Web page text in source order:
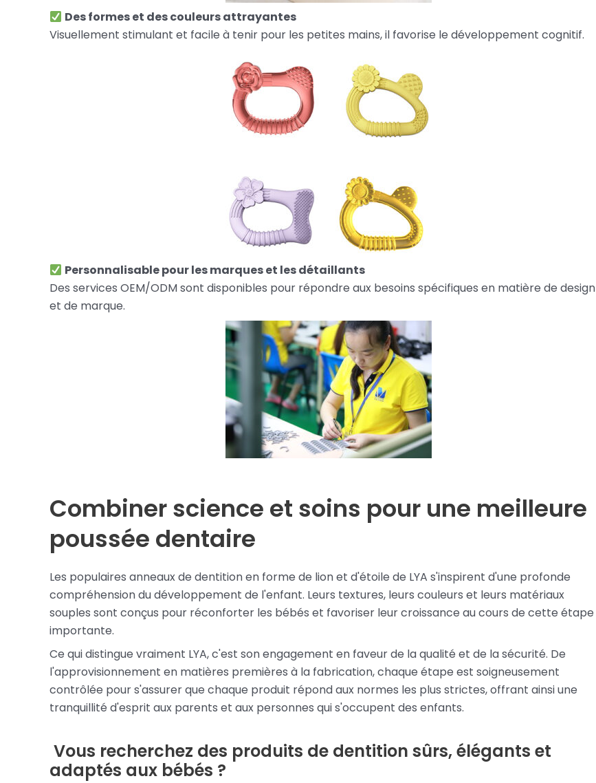
Des formes et des couleurs attrayantes
Visuellement stimulant et facile à tenir pour les petites mains, il favorise le développement cognitif.
Personnalisable pour les marques et les détaillants
Des services OEM/ODM sont disponibles pour répondre aux besoins spécifiques en matière de design
et de marque.
Combiner science et soins pour une meilleure
poussée dentaire
Les populaires anneaux de dentition en forme de lion et d'étoile de LYA s'inspirent d'une profonde
compréhension du développement de l'enfant. Leurs textures, leurs couleurs et leurs matériaux
souples sont conçus pour réconforter les bébés et favoriser leur croissance au cours de cette étape
importante.
Ce qui distingue vraiment LYA, c'est son engagement en faveur de la qualité et de la sécurité. De
l'approvisionnement en matières premières à la fabrication, chaque étape est soigneusement
contrôlée pour s'assurer que chaque produit répond aux normes les plus strictes, offrant ainsi une
tranquillité d'esprit aux parents et aux personnes qui s'occupent des enfants.
Vous recherchez des produits de dentition sûrs, élégants et
adaptés aux bébés ?